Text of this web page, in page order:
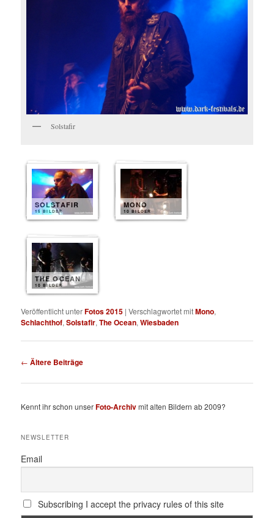
Solstafir
SOLSTAFIR
15 BILDER
MONO
10 BILDER
THE OCEAN
10 BILDER
Veröffentlicht unterFotos 2015 |Verschlagwortet mitMono,
Schlachthof,Solstafir,The Ocean,Wiesbaden
Beitragsnavigation
← Ältere Beiträge
Kennt ihr schon unserFoto-Archivmit alten Bildern ab 2009?
NEWSLETTER
Email
Subscribing I accept the privacy rules of this site